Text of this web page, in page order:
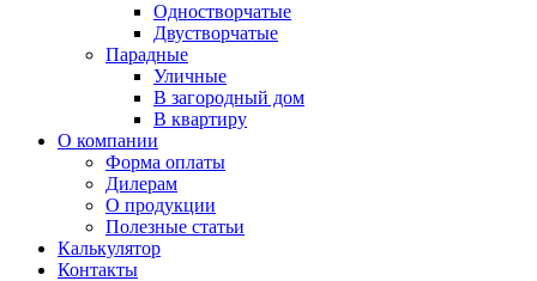
Одностворчатые
Двустворчатые
Парадные
Уличные
В загородный дом
В квартиру
О компании
Форма оплаты
Дилерам
О продукции
Полезные статьи
Калькулятор
Контакты